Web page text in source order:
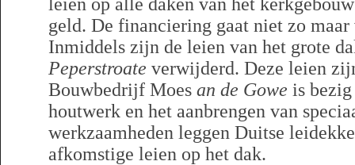
geld. De financiering gaat niet zo
Inmiddels zijn de leien van het grote
Peperstroate verwijderd. Deze leien
Bouwbedrijf Moes an de Gowe is
houtwerk en het aanbrengen van
werkzaamheden leggen Duitse
afkomstige leien op het dak.